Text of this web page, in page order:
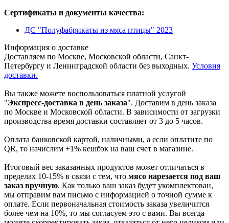
Сертификаты и документы качества:
ДС "Полуфабрикаты из мяса птицы" 2023
Информация о доставке
Доставляем по Москве, Московской области, Санкт-
Петербургу и Ленинградской области без выходных. Условия
доставки.
Вы также можете воспользоваться платной услугой
"Экспресс-доставка в день заказа". Доставим в день заказа
по Москве и Московской области. В зависимости от загрузки
производства время доставки составляет от 3 до 5 часов.
Оплата банковской картой, наличными, а если оплатите по
QR, то начислим +1% кешбэк на ваш счет в магазине.
Итоговый вес заказанных продуктов может отличаться в
пределах 10-15% в связи с тем, что мясо нарезается под ваш
заказ вручную. Как только ваш заказ будет укомплектован,
мы отправим вам письмо с информацией о точной сумме к
оплате. Если первоначальная стоимость заказа увеличится
более чем на 10%, то мы согласуем это с вами. Вы всегда